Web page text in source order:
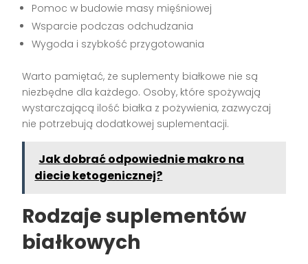
Pomoc w budowie masy mięśniowej
Wsparcie podczas odchudzania
Wygoda i szybkość przygotowania
Warto pamiętać, że suplementy białkowe nie są
niezbędne dla każdego. Osoby, które spożywają
wystarczającą ilość białka z pożywienia, zazwyczaj
nie potrzebują dodatkowej suplementacji.
Jak dobrać odpowiednie makro na
diecie ketogenicznej?
Rodzaje suplementów
białkowych